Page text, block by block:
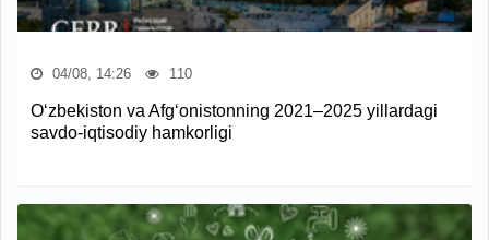
04/08, 14:26 110
O‘zbekiston va Afg‘onistonning 2021–2025 yillardagi
savdo-iqtisodiy hamkorligi